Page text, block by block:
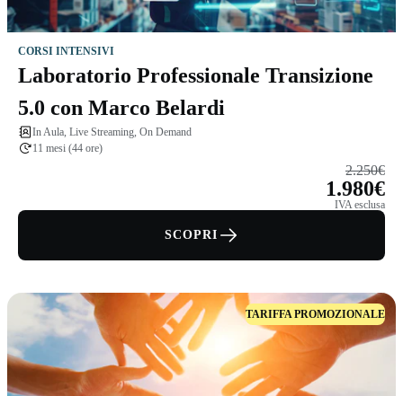
CORSI INTENSIVI
Laboratorio Professionale Transizione
5.0 con Marco Belardi
In Aula, Live Streaming, On Demand
11 mesi (44 ore)
2.250€
1.980€
IVA esclusa
SCOPRI
TARIFFA PROMOZIONALE